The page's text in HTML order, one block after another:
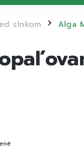
slnkom / Alga